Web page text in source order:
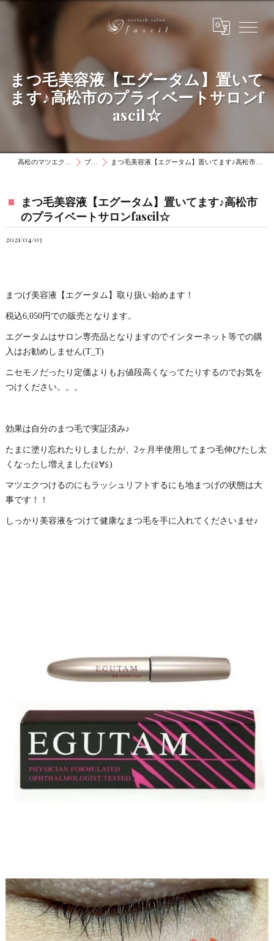
まつ毛美容液【エグータム】置いて
ます♪高松市のプライベートサロンf
ascil☆
ブログ まつ毛美容液【エグータム】置いてます♪高松市のプライベートサロンfascil☆
まつ毛美容液【エグータム】置いてます♪高松市
のプライベートサロンfascil☆
2021/04/03
まつげ美容液【エグータム】取り扱い始めます！
税込6,050円での販売となります。
エグータムはサロン専売品となりますのでインターネット等での購
入はお勧めしません(T_T)
ニセモノだったり定価よりもお値段高くなってたりするのでお気を
つけください。。。
効果は自分のまつ毛で実証済み♪
たまに塗り忘れたりしましたが、2ヶ月半使用してまつ毛伸びたし太
くなったし増えました(≧∀≦)
マツエクつけるのにもラッシュリフトするにも地まつげの状態は大
事です！！
しっかり美容液をつけて健康なまつ毛を手に入れてくださいませ♪